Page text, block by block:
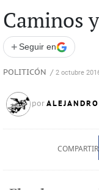
Caminos
+ Seguir en
POLITICÓN / 2 octubre
por
COMPARTIR